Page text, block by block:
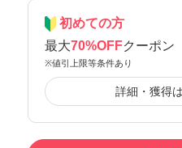
初めての方
最大70%OFFクーポン
※値引上限等条件あり
詳細・獲得